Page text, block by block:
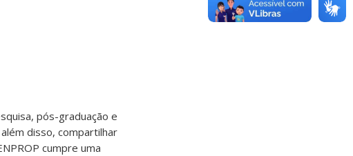
pós-graduação e
disso, compartilhar
cumpre uma